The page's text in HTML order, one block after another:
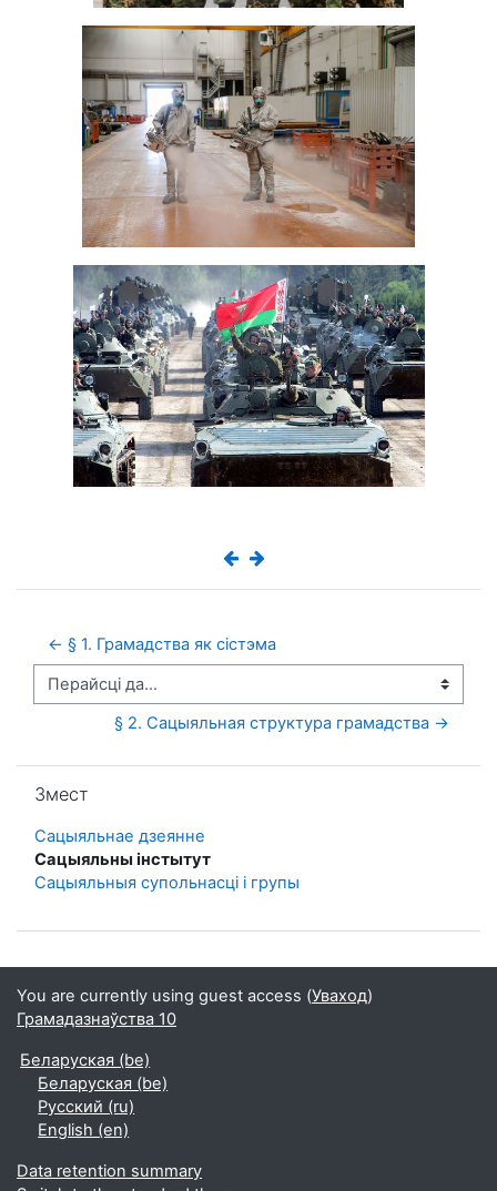
← § 1. Грамадства як сістэма
Перайсці да...
§ 2. Сацыяльная структура грамадства →
Змест
Сацыяльнае дзеянне
Сацыяльны інстытут
Сацыяльныя супольнасці і групы
You are currently using guest access (Уваход)
Грамадазнаўства 10
Беларуская ‎(be)‎
Беларуская ‎(be)‎
Русский ‎(ru)‎
English ‎(en)‎
Data retention summary